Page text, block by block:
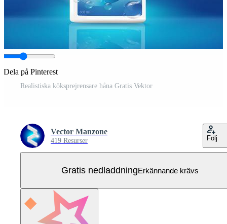
Dela på Pinterest
Realistiska köksprejrensare håna Gratis Vektor
Vector Manzone
419 Resurser Följ
Gratis nedladdningErkännande krävs